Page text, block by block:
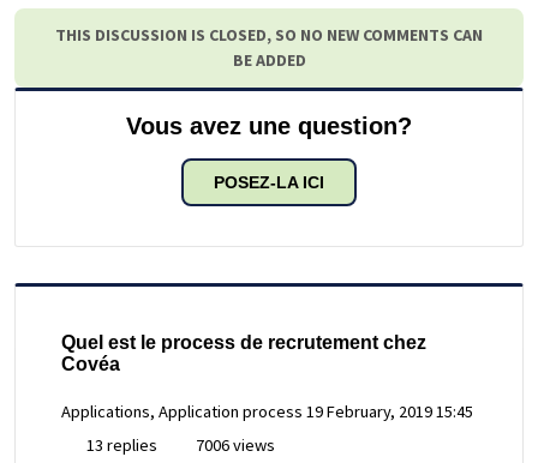
THIS DISCUSSION IS CLOSED, SO NO NEW COMMENTS CAN
BE ADDED
Vous avez une question?
POSEZ-LA ICI
Quel est le process de recrutement chez
Covéa
Applications, Application process 19 February, 2019 15:45
13 replies
7006 views